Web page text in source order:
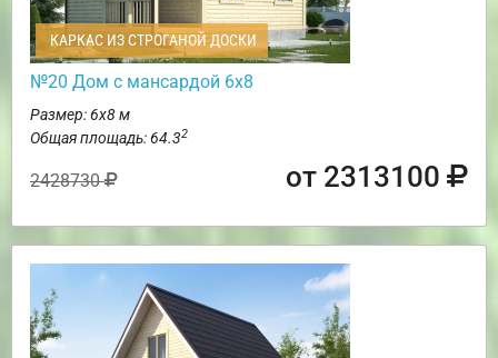
КАРКАС ИЗ СТРОГАНОЙ ДОСКИ
№20 Дом с мансардой 6х8
Размер: 6х8 м
Общая площадь: 64.32
2428730 от 2313100